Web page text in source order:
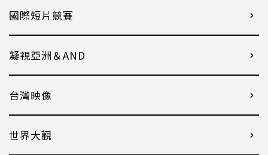
國際短片競賽
凝視亞洲＆AND
台灣映像
世界大觀